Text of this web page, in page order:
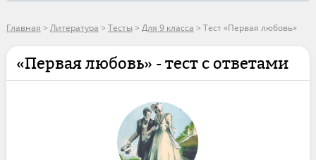
Главная > Литература > Тесты > Для 9 класса > Тест «Первая любовь»
«Первая любовь» - тест с ответами